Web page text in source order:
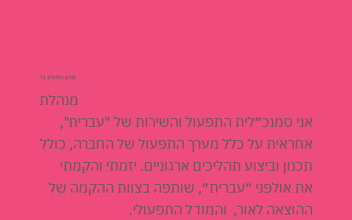
שרון הורביץ בר
מנהלת
אני סמנכ״לית התפעול והשירות של "עברית",
אחראית על כלל מערך התפעול של החברה, כולל
תכנון וביצוע תהליכים ארגוניים. יזמתי והקמתי
את אולפני ״עברית״, שותפה בצוות ההקמה של
ההוצאה לאור, והמודל התפעולי.